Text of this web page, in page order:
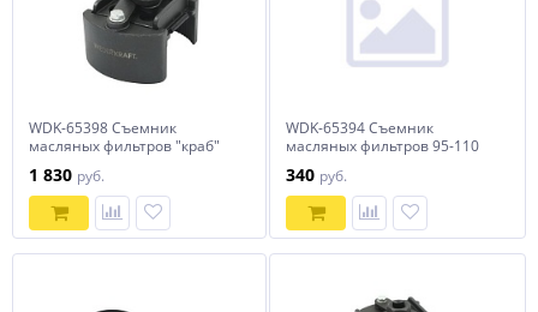
WDK-65398 Съемник
масляных фильтров "краб"
1 830 руб.
WDK-65394 Съемник
масляных фильтров 95-110
340 руб.